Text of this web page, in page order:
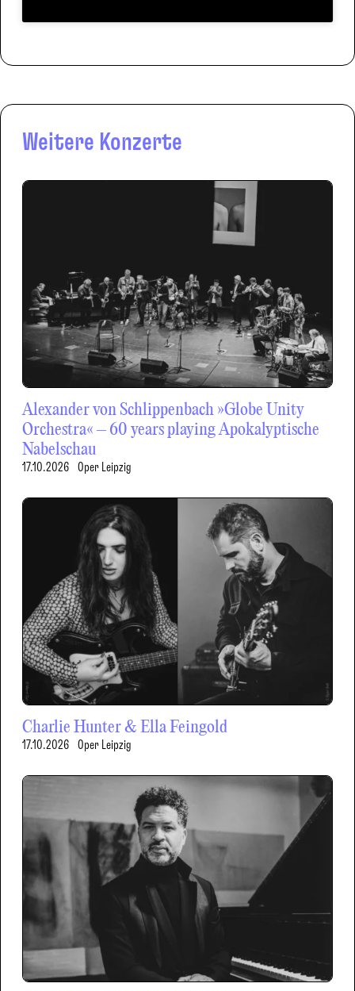
Weitere Konzerte
Alexander von Schlippenbach »Globe Unity
Orchestra« – 60 years playing Apokalyptische
Nabelschau
17.10.2026 Oper Leipzig
Charlie Hunter & Ella Feingold
17.10.2026 Oper Leipzig